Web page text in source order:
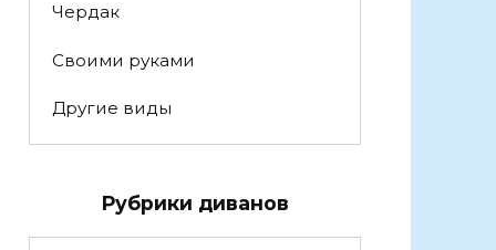
Чердак
Своими руками
Другие виды
Рубрики диванов